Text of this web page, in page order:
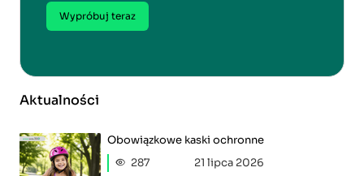
Wypróbuj teraz
Aktualności
Obowiązkowe kaski ochronne
287
21 lipca 2026